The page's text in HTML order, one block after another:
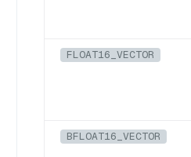
FLOAT16_VECTOR
BFLOAT16_VECTOR